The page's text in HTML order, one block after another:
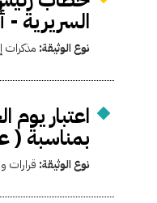
السريرية -
نوع الوثيقة: مذكرات
بمناسبة ( عيد ثورة 25
نوع الوثيقة: قرارات